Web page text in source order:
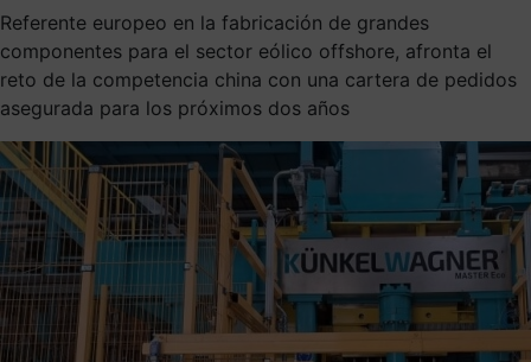
Referente europeo en la fabricación de grandes
componentes para el sector eólico offshore, afronta el
reto de la competencia china con una cartera de pedidos
asegurada para los próximos dos años